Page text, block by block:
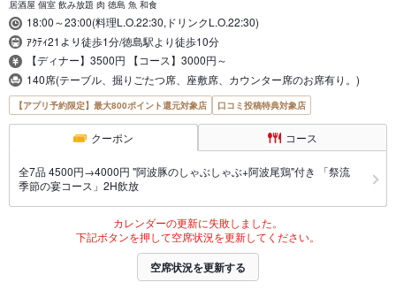
居酒屋 個室 飲み放題 肉 徳島 魚 和食
18:00～23:00(料理L.O.22:30,ドリンクL.O.22:30)
ｱｸﾃｨ21より徒歩1分/徳島駅より徒歩10分
【ディナー】3500円 【コース】3000円～
140席(テーブル、掘りごたつ席、座敷席、カウンター席のお席有り。)
【アプリ予約限定】最大800ポイント還元対象店 口コミ投稿特典対象店
クーポン コース
全7品 4500円→4000円 "阿波豚のしゃぶしゃぶ+阿波尾鶏"付き 「祭流
季節の宴コース」2H飲放
カレンダーの更新に失敗しました。
下記ボタンを押して空席状況を更新してください。
空席状況を更新する